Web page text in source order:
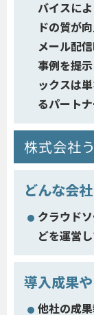
バイスに
ドの質が
メール配
事例を提
ックスは
るパート
株式会社
どんな会
クラウド
どを運営
導入成果
他社の成